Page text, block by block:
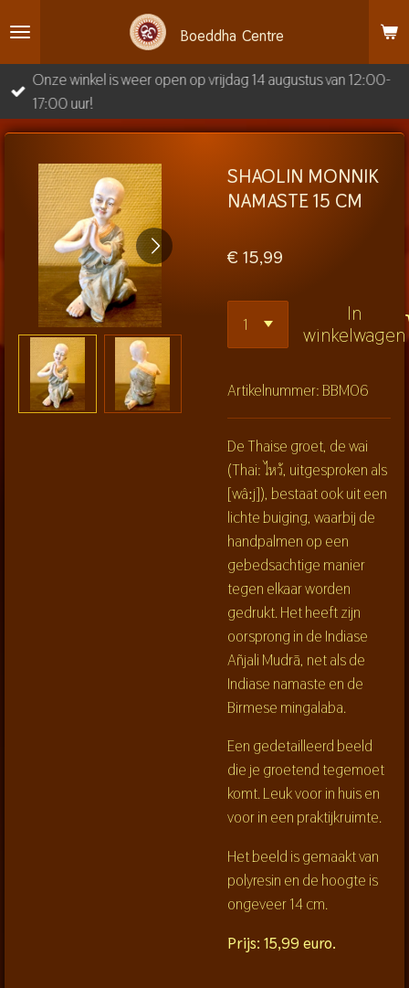
direct
naar
de
hoofdinhoud
Boeddha Centre
Onze winkel is weer open op vrijdag 14 augustus van 12:00-
17:00 uur!
SHAOLIN MONNIK
NAMASTE 15 CM
€ 15,99
In
winkelwagen
Artikelnummer:BBM06
De Thaise groet, de wai
(Thai: ไหว้, uitgesproken als
[wâːj]), bestaat ook uit een
lichte buiging, waarbij de
handpalmen op een
gebedsachtige manier
tegen elkaar worden
gedrukt. Het heeft zijn
oorsprong in de Indiase
Añjali Mudrā, net als de
Indiase namaste en de
Birmese mingalaba.
Een gedetailleerd beeld
die je groetend tegemoet
komt. Leuk voor in huis en
voor in een praktijkruimte.
Het beeld is gemaakt van
polyresin en de hoogte is
ongeveer 14 cm.
Prijs: 15,99 euro.